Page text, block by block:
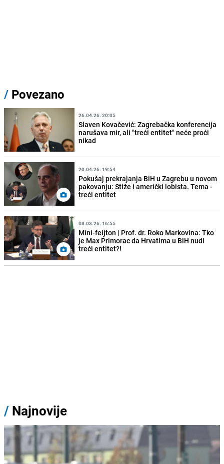
/ Povezano
26.04.26. 20:05
Slaven Kovačević: Zagrebačka konferencija
narušava mir, ali "treći entitet" neće proći
nikad
20.04.26. 19:54
Pokušaj prekrajanja BiH u Zagrebu u novom
pakovanju: Stiže i američki lobista. Tema -
treći entitet
08.03.26. 16:55
Mini-feljton | Prof. dr. Roko Markovina: Tko
je Max Primorac da Hrvatima u BiH nudi
treći entitet?!
/ Najnovije